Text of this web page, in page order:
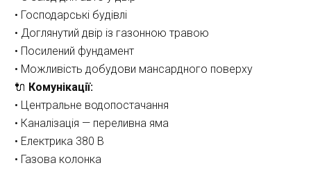
• Господарські будівлі
• Доглянутий двір із газонною травою
• Посилений фундамент
• Можливість добудови мансардного поверху
🔌 Комунікації:
• Центральне водопостачання
• Каналізація — переливна яма
• Електрика 380 В
• Газова колонка